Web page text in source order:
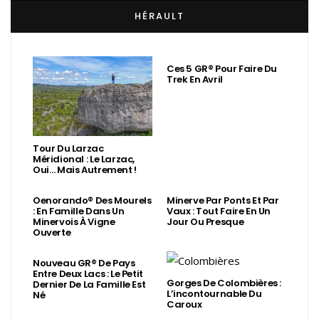
HÉRAULT
Tour Du Larzac
Méridional : Le Larzac,
Oui… Mais Autrement !
Ces 5 GR® Pour Faire Du
Trek En Avril
Oenorando® Des Mourels
: En Famille Dans Un
Minervois À Vigne
Ouverte
Minerve Par Ponts Et Par
Vaux : Tout Faire En Un
Jour Ou Presque
Nouveau GR® De Pays
Entre Deux Lacs : Le Petit
Dernier De La Famille Est
Né
Gorges De Colombières :
L’incontournable Du
Caroux